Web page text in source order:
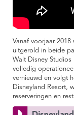
Vanaf voorjaar
uitgerold in beide
Walt Disney Studios
volledig
vernieuwd en volgt
Disneyland Resort,
reserveringen en